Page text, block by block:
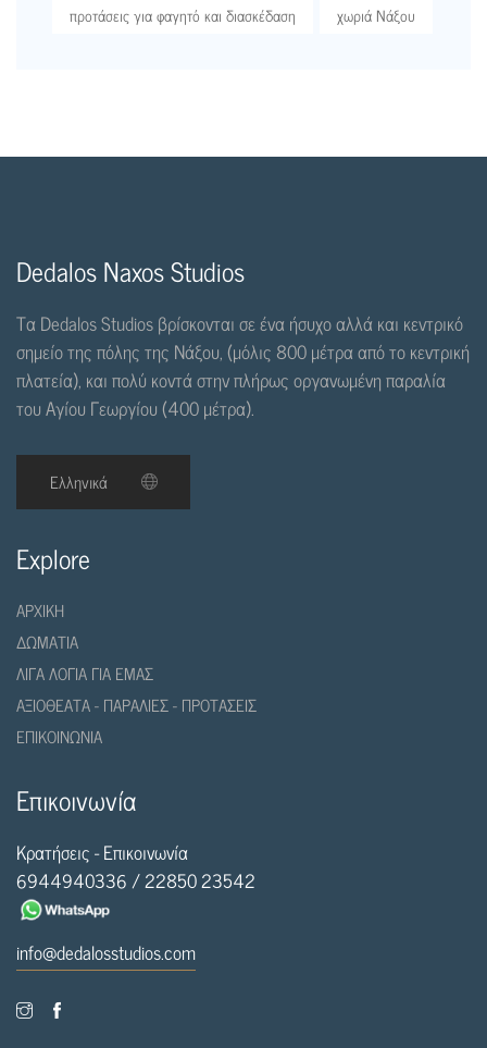
προτάσεις για φαγητό και διασκέδαση
χωριά Νάξου
Dedalos Naxos Studios
Τα Dedalos Studios βρίσκονται σε ένα ήσυχο αλλά και κεντρικό
σημείο της πόλης της Νάξου, (μόλις 800 μέτρα από το κεντρική
πλατεία), και πολύ κοντά στην πλήρως οργανωμένη παραλία
του Αγίου Γεωργίου (400 μέτρα).
Explore
ΑΡΧΙΚΗ
ΔΩΜΑΤΙΑ
ΛΙΓΑ ΛΟΓΙΑ ΓΙΑ ΕΜΑΣ
ΑΞΙΟΘΕΑΤΑ - ΠΑΡΑΛΙΕΣ - ΠΡΟΤΑΣΕΙΣ
ΕΠΙΚΟΙΝΩΝΙΑ
Επικοινωνία
Κρατήσεις - Επικοινωνία
6944940336/22850 23542
info@dedalosstudios.com